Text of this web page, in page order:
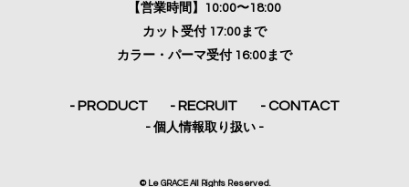
【営業時間】10:00〜18:00
カット受付 17:00まで
カラー・パーマ受付 16:00まで
- PRODUCT - RECRUIT - CONTACT
- 個人情報取り扱い -
© Le GRACE All Rights Reserved.